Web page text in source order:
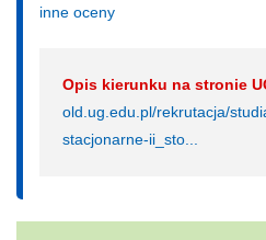
inne oceny
Opis kierunku na stronie
old.ug.edu.pl/rekrutacja/
stacjonarne-ii_sto...